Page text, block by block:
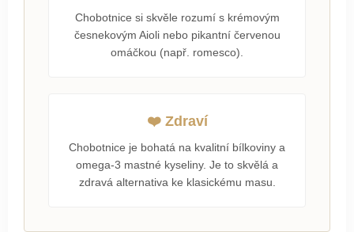
Chobotnice si skvěle rozumí s krémovým
česnekovým Aioli nebo pikantní červenou
omáčkou (např. romesco).
❤️ Zdraví
Chobotnice je bohatá na kvalitní bílkoviny a
omega-3 mastné kyseliny. Je to skvělá a
zdravá alternativa ke klasickému masu.